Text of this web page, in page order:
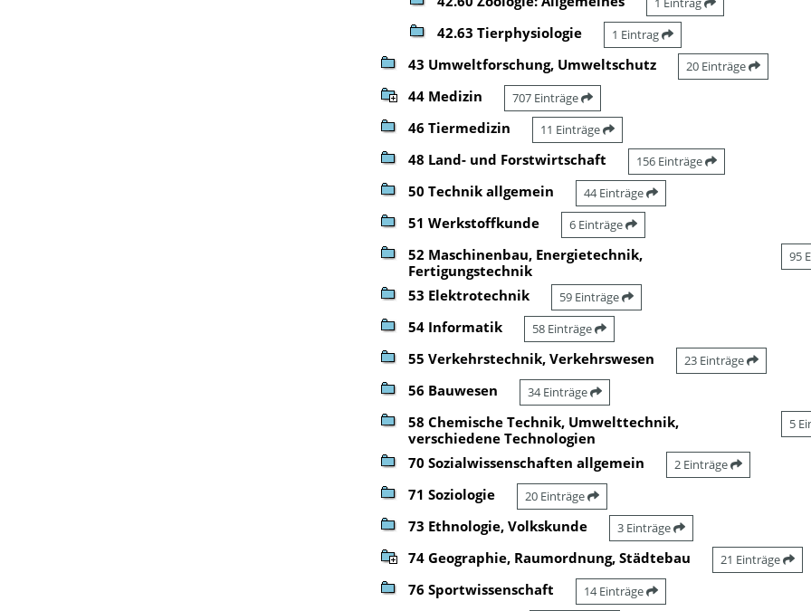
42.63 Tierphysiologie 1 Eintrag
43 Umweltforschung, Umweltschutz 20 Einträge
44 Medizin 707 Einträge
46 Tiermedizin 11 Einträge
48 Land- und Forstwirtschaft 156 Einträge
50 Technik allgemein 44 Einträge
51 Werkstoffkunde 6 Einträge
52 Maschinenbau, Energietechnik,
Fertigungstechnik
95
53 Elektrotechnik 59 Einträge
54 Informatik 58 Einträge
55 Verkehrstechnik, Verkehrswesen 23 Einträge
56 Bauwesen 34 Einträge
58 Chemische Technik, Umwelttechnik,
verschiedene Technologien
5
70 Sozialwissenschaften allgemein 2 Einträge
71 Soziologie 20 Einträge
73 Ethnologie, Volkskunde 3 Einträge
74 Geographie, Raumordnung, Städtebau 21 Einträge
76 Sportwissenschaft 14 Einträge